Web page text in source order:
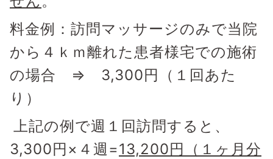
料金例：訪問マッサージのみで当院
から４ｋｍ離れた患者様宅での施術
の場合 ⇒ 3,300円（１回あた
り）
上記の例で週１回訪問すると、
3,300円×４週=13,200円（１ヶ月分